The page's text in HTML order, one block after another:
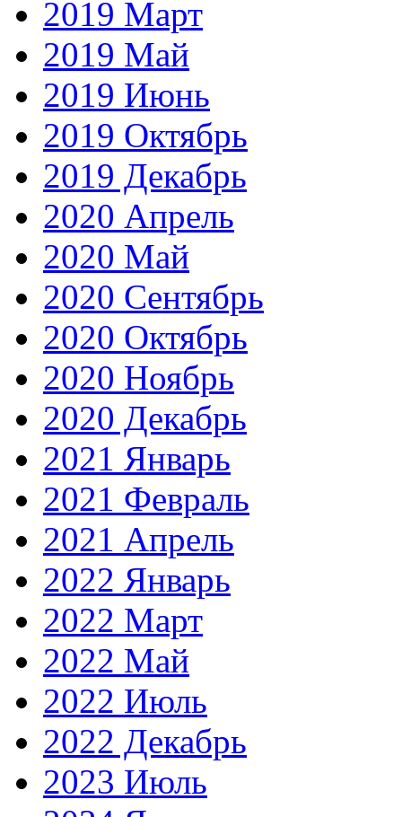
2019 Март
2019 Май
2019 Июнь
2019 Октябрь
2019 Декабрь
2020 Апрель
2020 Май
2020 Сентябрь
2020 Октябрь
2020 Ноябрь
2020 Декабрь
2021 Январь
2021 Февраль
2021 Апрель
2022 Январь
2022 Март
2022 Май
2022 Июль
2022 Декабрь
2023 Июль